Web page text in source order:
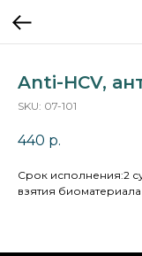
Anti-HCV,
SKU: 07-101
440 р.
Cрок исполнения:2
взятия биоматериала